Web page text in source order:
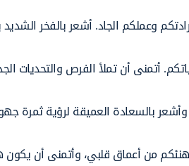
وعملكم الجاد. أشعر بالفخر
أتمنى أن تملأ الفرص والتحديات
بالسعادة العميقة لرؤية ثمرة
من أعماق قلبي، وأتمنى أن يكون